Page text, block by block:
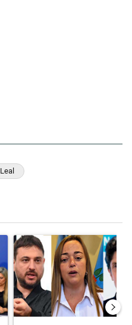
título "Ley de Tierras: ante el
Un artículo de tendencia con